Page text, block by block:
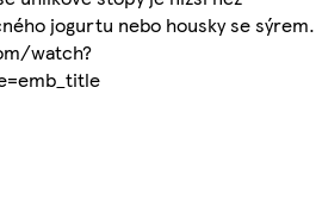
jogurtu nebo housky se sýrem.
watch?